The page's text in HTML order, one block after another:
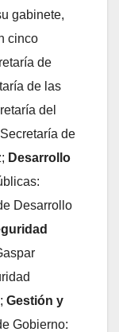
gabinete,
cinco
de
de las
del
de
Desarrollo
Desarrollo
Gestión y
Gobierno: